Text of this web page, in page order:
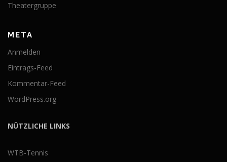
Theatergruppe
META
Anmelden
Eintrags-Feed
Kommentar-Feed
WordPress.org
NÜTZLICHE LINKS
WTB-Tennis